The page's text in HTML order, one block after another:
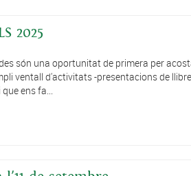
2025
són una oportunitat de primera per
ventall d'activitats -presentacions de
ens fa...